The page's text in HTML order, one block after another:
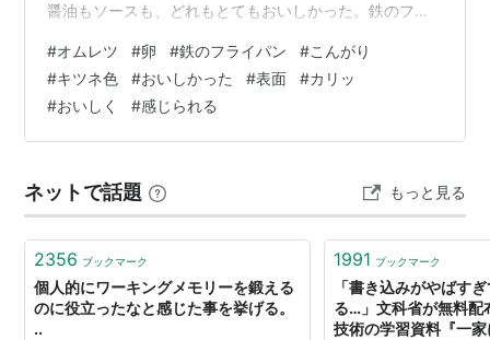
醤油もソースも、どれもとてもおいしかった。鉄のフラ
通常よりも、よりおいしく感じられる気がする。
#オムレツ #卵 #鉄のフライパン #こんがり
#キツネ色 #おいしかった #表面 #カリッ
#おいしく #感じられる
ネットで話題 もっと見る
2356 ブックマーク
個人的にワーキングメモリーを鍛える
のに役立ったなと感じた事を挙げる。
..
1991 ブックマーク
「書き込みがやばす
る…」文科省が無料配
技術の学習資料『一